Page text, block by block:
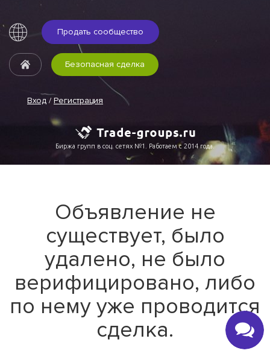
Продать сообщество
Вход / Регистрация
Безопасная сделка
Биржа групп в соц. сетях №1. Работаем с 2014 года.
Объявление не
существует, было
удалено, не было
верифицировано, либо
по нему уже проводится
сделка.